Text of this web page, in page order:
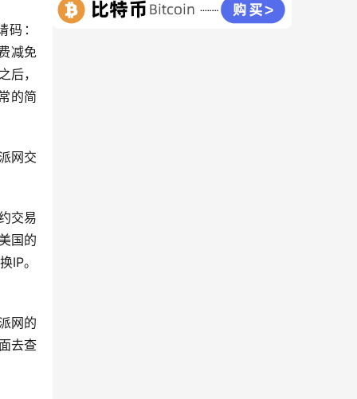
：
减免
后，
的简
网交
交易
国的
IP。
网的
去查